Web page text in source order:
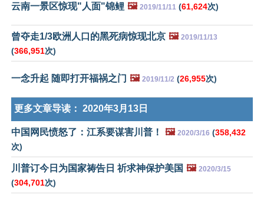
云南一景区惊现"人面"锦鲤 🖼️ 2019/11/11 (61,624次)
曾夺走1/3欧洲人口的黑死病惊现北京 🖼️ 2019/11/13
(366,951次)
一念升起 随即打开福祸之门 🖼️ 2019/11/2 (26,955次)
更多文章导读： 2020年3月13日
中国网民愤怒了：江系要谋害川普！ 🖼️ 2020/3/16 (358,432
次)
川普订今日为国家祷告日 祈求神保护美国 🖼️ 2020/3/15
(304,701次)